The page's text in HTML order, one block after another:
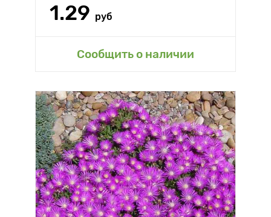
1.29 руб
Сообщить о наличии